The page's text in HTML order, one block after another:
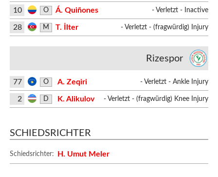
10 O Á. Quiñones - Verletzt - Inactive
28 M T. İlter - Verletzt - (fragwürdig) Injury
Rizespor
77 O A. Zeqiri - Verletzt - Ankle Injury
2 D K. Alikulov - Verletzt - (fragwürdig) Knee Injury
SCHIEDSRICHTER
Schiedsrichter: H. Umut Meler